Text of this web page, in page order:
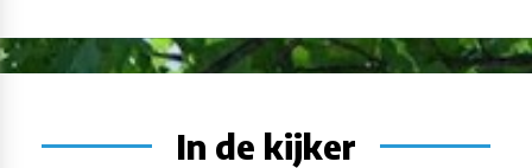
In de kijker